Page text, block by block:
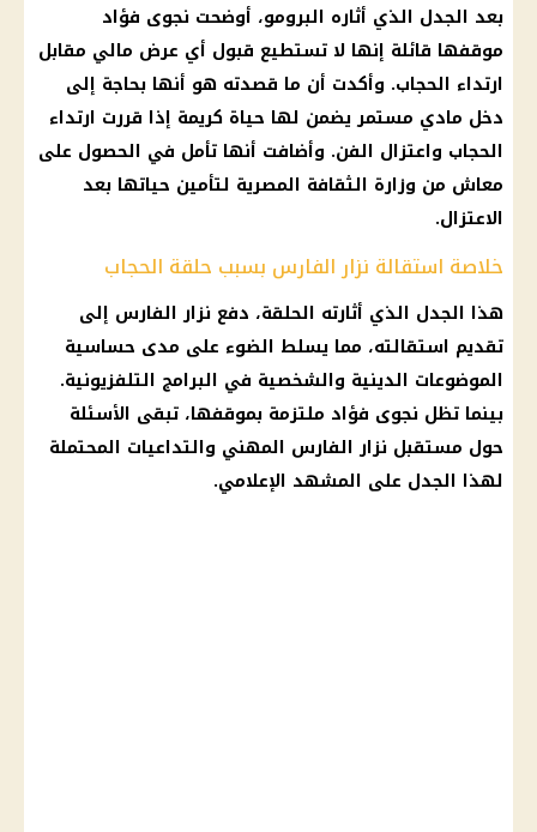
بعد الجدل الذي أثاره البرومو، أوضحت نجوى فؤاد
موقفها قائلة إنها لا تستطيع قبول أي عرض مالي مقابل
ارتداء الحجاب. وأكدت أن ما قصدته هو أنها بحاجة إلى
دخل مادي مستمر يضمن لها حياة كريمة إذا قررت ارتداء
الحجاب واعتزال الفن. وأضافت أنها تأمل في الحصول على
معاش من وزارة الثقافة المصرية لتأمين حياتها بعد
الاعتزال.
خلاصة استقالة نزار الفارس بسبب حلقة الحجاب
هذا الجدل الذي أثارته الحلقة، دفع نزار الفارس إلى
تقديم استقالته، مما يسلط الضوء على مدى حساسية
الموضوعات الدينية والشخصية في البرامج التلفزيونية.
بينما تظل نجوى فؤاد ملتزمة بموقفها، تبقى الأسئلة
حول مستقبل نزار الفارس المهني والتداعيات المحتملة
لهذا الجدل على المشهد الإعلامي.